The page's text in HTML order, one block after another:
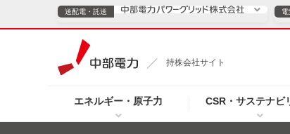
持株会社サイト
エネルギー・原子力 CSR・サステナビ
送配電・託送
TOPページへ
電気・ガスのご契約
TOPページへ